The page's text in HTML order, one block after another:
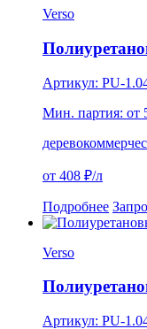
Verso
Артикул: PU-
Мин. партия: от
дерево
от 408 ₽/л
Подробнее
Verso
Артикул: PU-